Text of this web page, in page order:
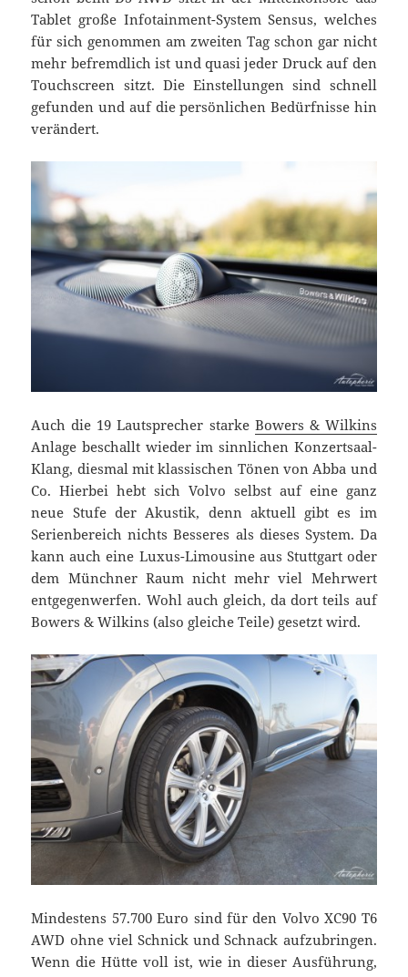
Tablet große Infotainment-System Sensus, welches
für sich genommen am zweiten Tag schon gar nicht
mehr befremdlich ist und quasi jeder Druck auf den
Touchscreen sitzt. Die Einstellungen sind schnell
gefunden und auf die persönlichen Bedürfnisse hin
verändert.
Auch die 19 Lautsprecher starke Bowers & Wilkins
Anlage beschallt wieder im sinnlichen Konzertsaal-
Klang, diesmal mit klassischen Tönen von Abba und
Co. Hierbei hebt sich Volvo selbst auf eine ganz
neue Stufe der Akustik, denn aktuell gibt es im
Serienbereich nichts Besseres als dieses System. Da
kann auch eine Luxus-Limousine aus Stuttgart oder
dem Münchner Raum nicht mehr viel Mehrwert
entgegenwerfen. Wohl auch gleich, da dort teils auf
Bowers & Wilkins (also gleiche Teile) gesetzt wird.
Mindestens 57.700 Euro sind für den Volvo XC90 T6
AWD ohne viel Schnick und Schnack aufzubringen.
Wenn die Hütte voll ist, wie in dieser Ausführung,